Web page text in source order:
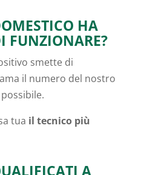
HA
FUNZIONARE?
smette di
il numero del nostro
tua il tecnico più
A